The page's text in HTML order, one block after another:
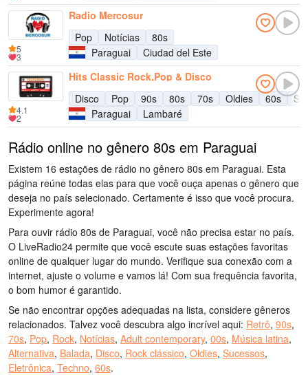
Radio Mercosur
Pop
Notícias
80s
Paraguai
Ciudad del Este
5
3
Hits Classic Rock,Pop & Disco
Disco
Pop 90s 80s 70s Oldies 60s
Paraguai
Lambaré
4.1
2
Rádio online no gênero 80s em Paraguai
Existem 16 estações de rádio no gênero 80s em Paraguai. Esta
página reúne todas elas para que você ouça apenas o gênero que
deseja no país selecionado. Certamente é isso que você procura.
Experimente agora!
Para ouvir rádio 80s de Paraguai, você não precisa estar no país.
O LiveRadio24 permite que você escute suas estações favoritas
online de qualquer lugar do mundo. Verifique sua conexão com a
internet, ajuste o volume e vamos lá! Com sua frequência favorita,
o bom humor é garantido.
Se não encontrar opções adequadas na lista, considere gêneros
relacionados. Talvez você descubra algo incrível aqui: Retrô, 90s,
70s, Pop, Rock, Notícias, Adult contemporary, 00s, Música latina,
Alternativa, Balada, Disco, Rock clássico, Oldies, Sucessos,
Eletrônica, Techno, 60s.